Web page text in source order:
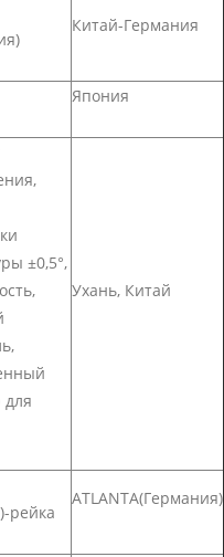
Китай-Германия
Япония
±0,5°,
для
Ухань, Китай
рейка
ATLANTA(Германия)